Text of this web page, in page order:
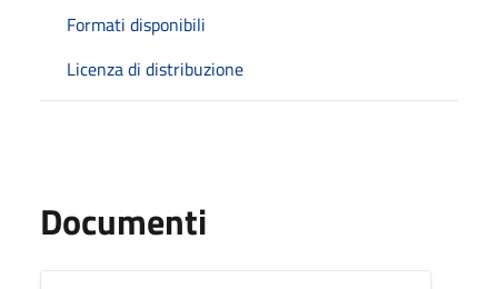
Formati disponibili
Licenza di distribuzione
Documenti